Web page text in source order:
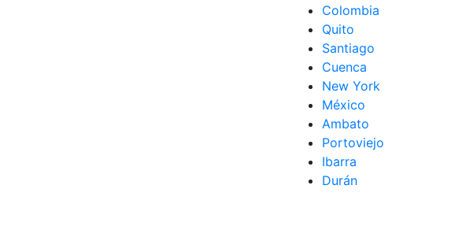
Televisión,Trabajadores
Colombia
Quito
Santiago
Cuenca
New York
México
Ambato
Portoviejo
Ibarra
Durán